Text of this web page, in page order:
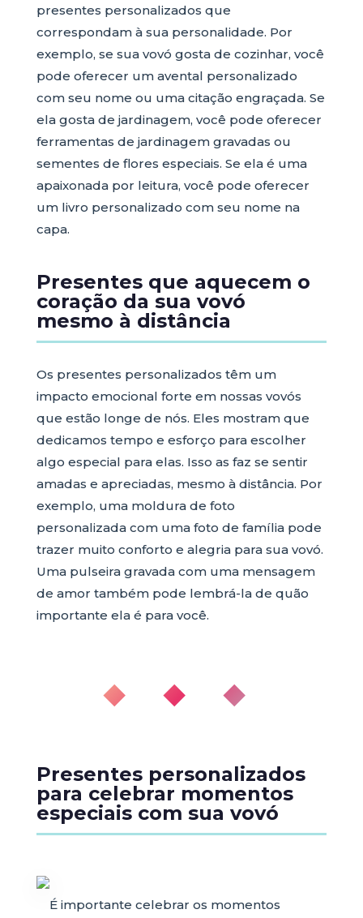
presentes personalizados que
correspondam à sua personalidade. Por
exemplo, se sua vovó gosta de cozinhar, você
pode oferecer um avental personalizado
com seu nome ou uma citação engraçada. Se
ela gosta de jardinagem, você pode oferecer
ferramentas de jardinagem gravadas ou
sementes de flores especiais. Se ela é uma
apaixonada por leitura, você pode oferecer
um livro personalizado com seu nome na
capa.
Presentes que aquecem o
coração da sua vovó
mesmo à distância
Os presentes personalizados têm um
impacto emocional forte em nossas vovós
que estão longe de nós. Eles mostram que
dedicamos tempo e esforço para escolher
algo especial para elas. Isso as faz se sentir
amadas e apreciadas, mesmo à distância. Por
exemplo, uma moldura de foto
personalizada com uma foto de família pode
trazer muito conforto e alegria para sua vovó.
Uma pulseira gravada com uma mensagem
de amor também pode lembrá-la de quão
importante ela é para você.
◆ ◆ ◆
Presentes personalizados
para celebrar momentos
especiais com sua vovó
É importante celebrar os momentos